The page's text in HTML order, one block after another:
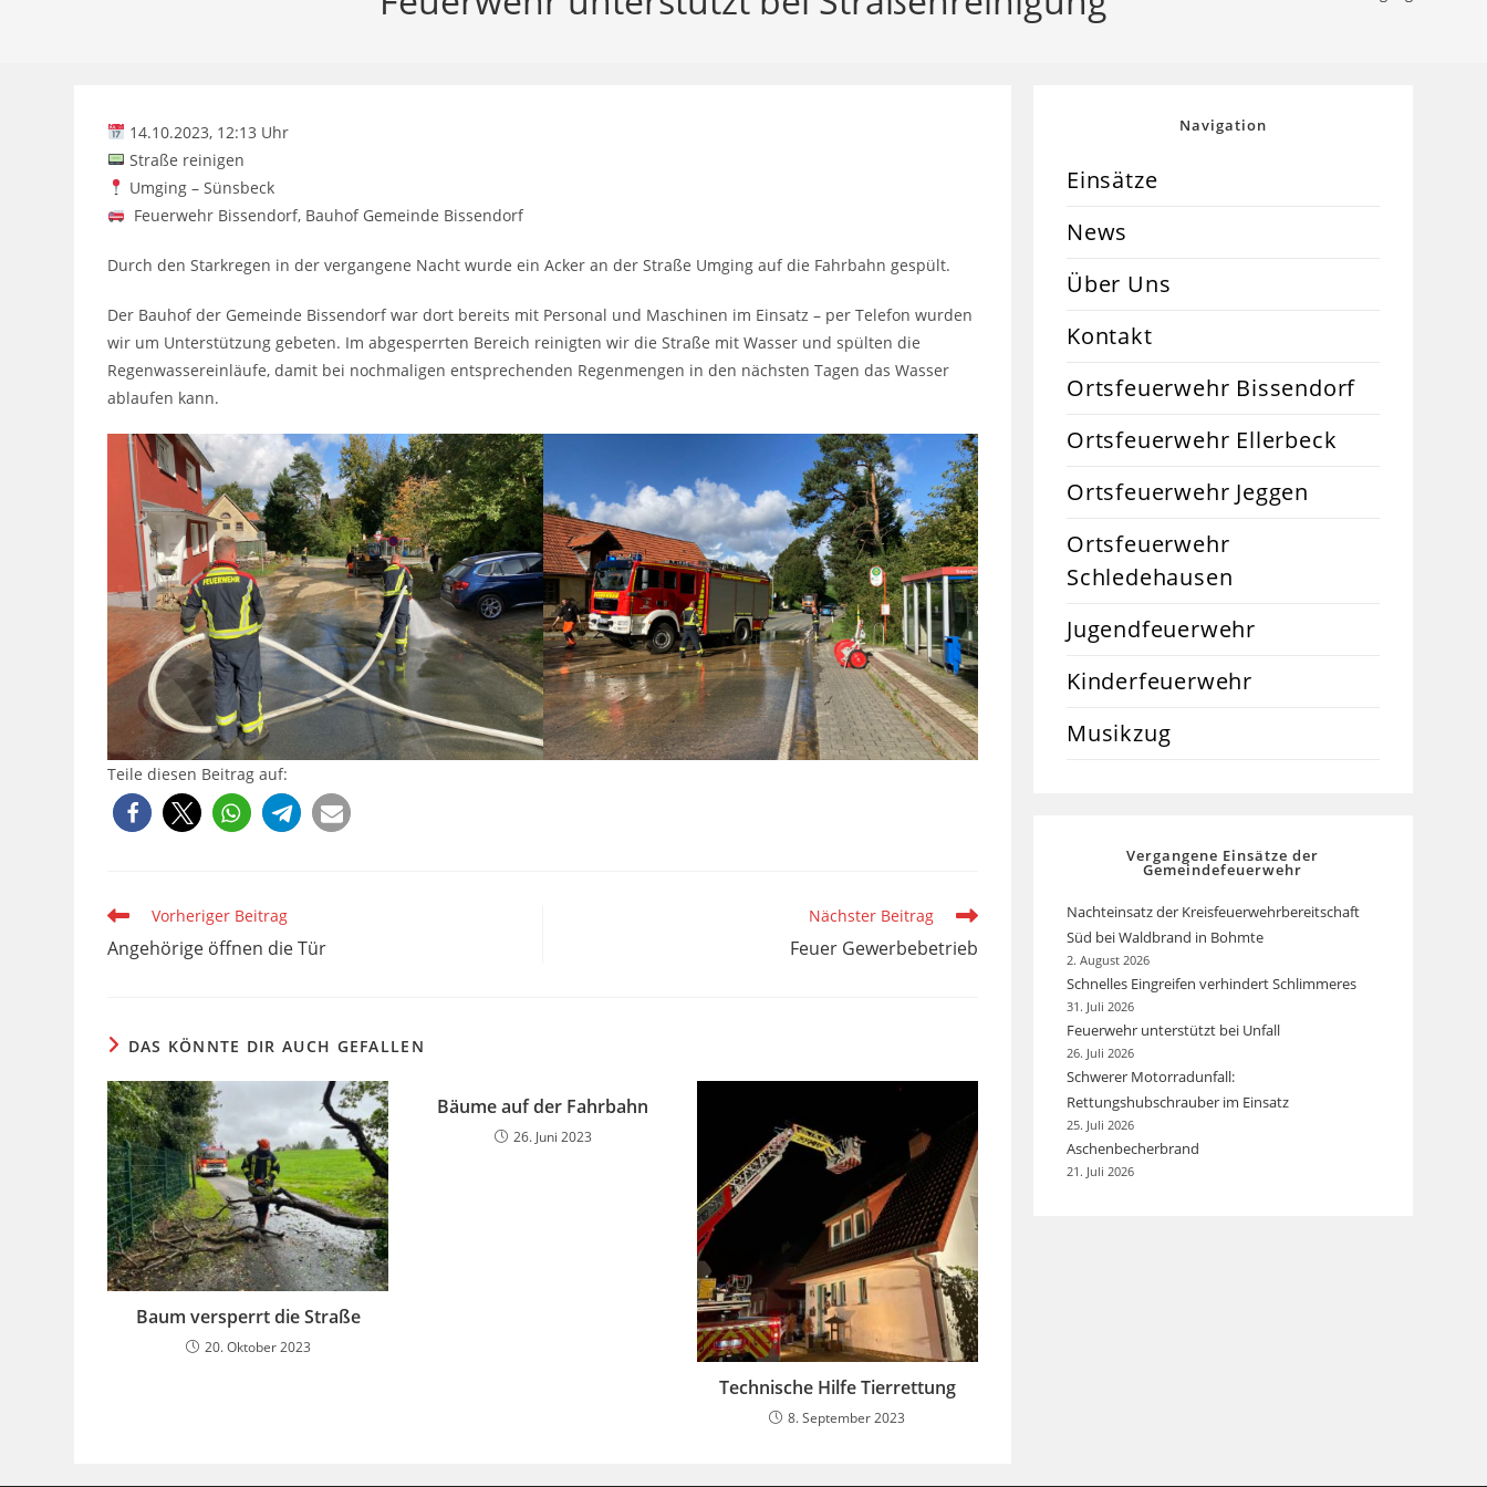
14.10.2023, 12:13 Uhr
Straße reinigen
Umging – Sünsbeck
Feuerwehr Bissendorf, Bauhof Gemeinde Bissendorf
Durch den Starkregen in der vergangene Nacht wurde ein Acker an der Straße Umging auf die Fahrbahn gespült.
Der Bauhof der Gemeinde Bissendorf war dort bereits mit Personal und Maschinen im Einsatz – per Telefon wurden
wir um Unterstützung gebeten. Im abgesperrten Bereich reinigten wir die Straße mit Wasser und spülten die
Regenwassereinläufe, damit bei nochmaligen entsprechenden Regenmengen in den nächsten Tagen das Wasser
ablaufen kann.
Teile diesen Beitrag auf:
Weitere
Artikel
ansehen
Vorheriger Beitrag
Angehörige öffnen die Tür
Nächster Beitrag
Feuer Gewerbebetrieb
DAS KÖNNTE DIR AUCH GEFALLEN
Baum versperrt die Straße
20. Oktober 2023
Bäume auf der Fahrbahn
26. Juni 2023
Technische Hilfe Tierrettung
8. September 2023
Navigation
Einsätze
News
Über Uns
Kontakt
Ortsfeuerwehr Bissendorf
Ortsfeuerwehr Ellerbeck
Ortsfeuerwehr Jeggen
Ortsfeuerwehr
Schledehausen
Jugendfeuerwehr
Kinderfeuerwehr
Musikzug
Vergangene Einsätze der
Gemeindefeuerwehr
Nachteinsatz der Kreisfeuerwehrbereitschaft
Süd bei Waldbrand in Bohmte
2. August 2026
Schnelles Eingreifen verhindert Schlimmeres
31. Juli 2026
Feuerwehr unterstützt bei Unfall
26. Juli 2026
Schwerer Motorradunfall:
Rettungshubschrauber im Einsatz
25. Juli 2026
Aschenbecherbrand
21. Juli 2026